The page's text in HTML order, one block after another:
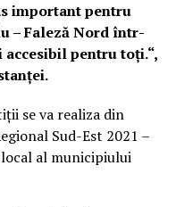
important pentru
– Faleză Nord într-
pentru toți.“,
se va realiza din
Sud-Est 2021 –
al municipiului